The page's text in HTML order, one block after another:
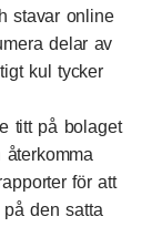
stavar online
delar av
kul tycker
titt på bolaget
för att
den satta